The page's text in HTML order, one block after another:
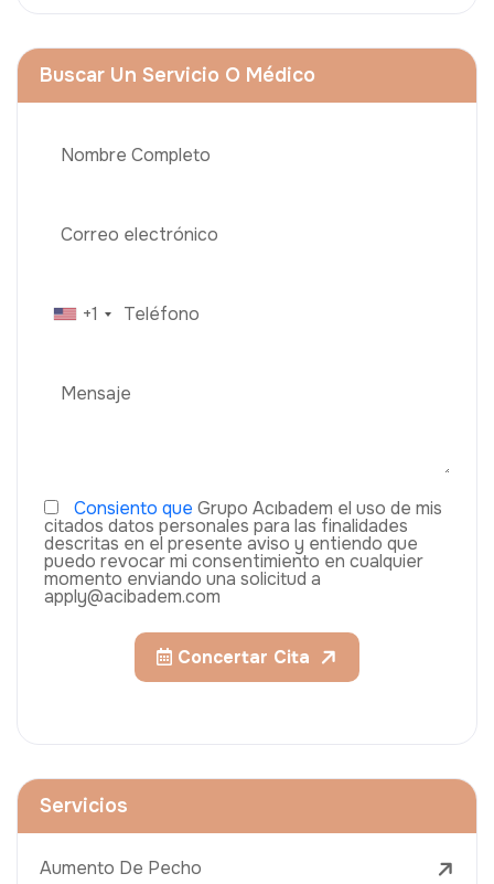
Buscar Un Servicio O Médico
+1
Consiento que Grupo Acıbadem el uso de mis
citados datos personales para las finalidades
descritas en el presente aviso y entiendo que
puedo revocar mi consentimiento en cualquier
momento enviando una solicitud a
apply@acibadem.com
Concertar Cita
Servicios
Aumento De Pecho